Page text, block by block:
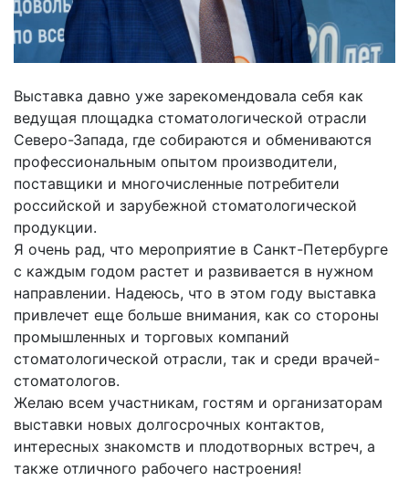
Выставка давно уже зарекомендовала себя как
ведущая площадка стоматологической отрасли
Северо-Запада, где собираются и обмениваются
профессиональным опытом производители,
поставщики и многочисленные потребители
российской и зарубежной стоматологической
продукции.
Я очень рад, что мероприятие в Санкт-Петербурге
с каждым годом растет и развивается в нужном
направлении. Надеюсь, что в этом году выставка
привлечет еще больше внимания, как со стороны
промышленных и торговых компаний
стоматологической отрасли, так и среди врачей-
стоматологов.
Желаю всем участникам, гостям и организаторам
выставки новых долгосрочных контактов,
интересных знакомств и плодотворных встреч, а
также отличного рабочего настроения!